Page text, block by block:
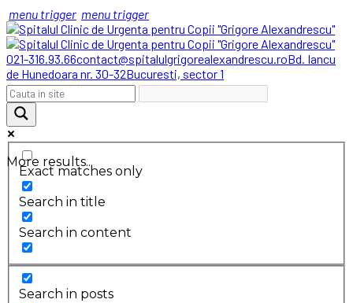
menu trigger menu trigger
021-316.93.66contact@spitalulgrigorealexandrescu.roBd. Iancu
de Hunedoara nr. 30-32Bucuresti, sector 1
More results...
Exact matches only
Search in title
Search in content
Search in posts